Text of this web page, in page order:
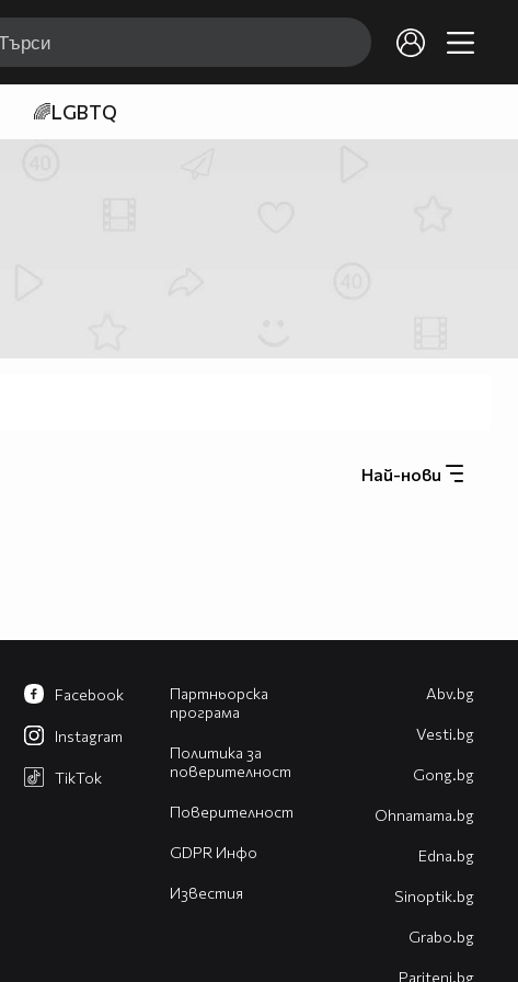
🌈LGBTQ
Най-нови
Партньорска
програма
Политика за
поверителност
Поверителност
GDPR Инфо
Известия
Facebook
Instagram
TikTok
Abv.bg
Vesti.bg
Gong.bg
Оhnamama.bg
Edna.bg
Sinoptik.bg
Grabo.bg
Pariteni.bg